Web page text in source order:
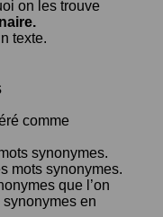
on les trouve
texte.
comme
synonymes.
mots synonymes.
que l’on
en